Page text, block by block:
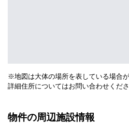
※地図は大体の場所を表している場合が
詳細住所についてはお問い合わせくださ
物件の周辺施設情報